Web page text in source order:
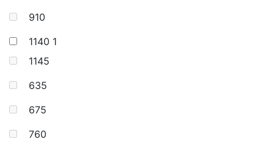
910
1140 1
1145
635
675
760